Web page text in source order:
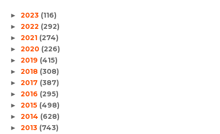
► 2023 (116)
► 2022 (292)
► 2021 (274)
► 2020 (226)
► 2019 (415)
► 2018 (308)
► 2017 (387)
► 2016 (295)
► 2015 (498)
► 2014 (628)
► 2013 (743)